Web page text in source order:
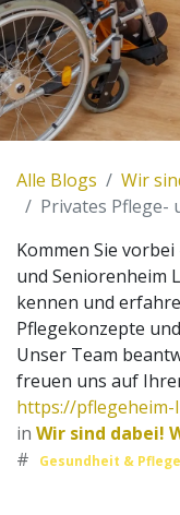
Alle Blogs
Wir
Privates Pflege-
Kommen Sie
und Seniorenheim
kennen und
Pflegekonzepte
Unser Team
freuen uns auf
https://pflegeheim-
in Wir sind dabei!
#
Gesundheit & Pflege